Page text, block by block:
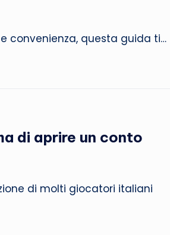
convenienza, questa guida ti…
di aprire un conto
di molti giocatori italiani